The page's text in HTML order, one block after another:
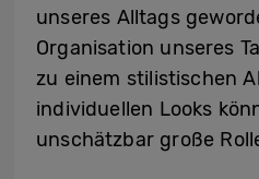
unseres Alltags
Organisation unseres
zu einem stilistischen
individuellen Looks
unschätzbar große